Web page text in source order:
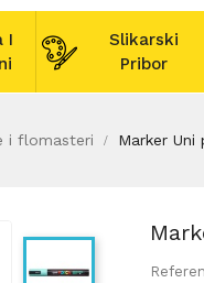
I
Slikarski
Pribor
i flomasteri Marker Uni